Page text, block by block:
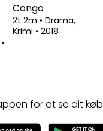
•
Congo
2t 2m • Drama,
Krimi • 2018
for at se dit